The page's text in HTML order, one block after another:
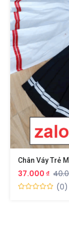
Chân Váy Trẻ
37.000 ₫
(0)